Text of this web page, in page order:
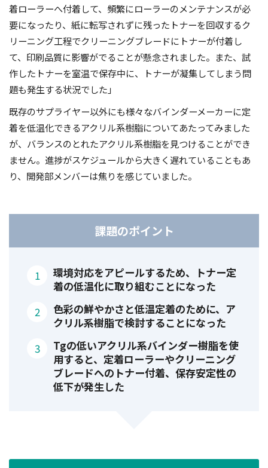
着ローラーへ付着して、頻繁にローラーのメンテナンスが必
要になったり、紙に転写されずに残ったトナーを回収するク
リーニング工程でクリーニングブレードにトナーが付着し
て、印刷品質に影響がでることが懸念されました。また、試
作したトナーを室温で保存中に、トナーが凝集してしまう問
題も発生する状況でした」
既存のサプライヤー以外にも様々なバインダーメーカーに定
着を低温化できるアクリル系樹脂についてあたってみました
が、バランスのとれたアクリル系樹脂を見つけることができ
ません。進捗がスケジュールから大きく遅れていることもあ
り、開発部メンバーは焦りを感じていました。
課題のポイント
環境対応をアピールするため、トナー定
着の低温化に取り組むことになった
色彩の鮮やかさと低温定着のために、ア
クリル系樹脂で検討することになった
Tgの低いアクリル系バインダー樹脂を使
用すると、定着ローラーやクリーニング
ブレードへのトナー付着、保存安定性の
低下が発生した